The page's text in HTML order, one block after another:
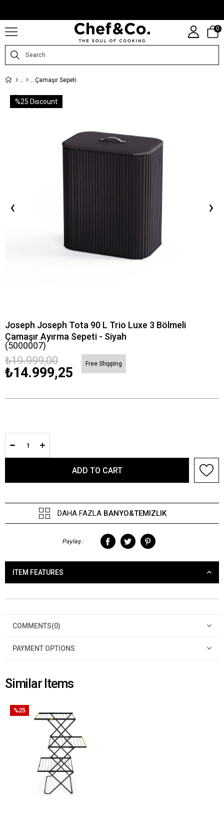
0
Çamaşır Sepeti
‹ ›
%25 Discount
Joseph Joseph Tota 90 L Trio Luxe 3 Bölmeli
Çamaşır Ayırma Sepeti - Siyah
(5000007)
₺19.999,00
₺14.999,25
Free Shipping
DAHA FAZLA BANYO&TEMIZLIK
Paylaş :
ITEM FEATURES
COMMENTS(0)
PAYMENT OPTIONS
Similar Items
%25